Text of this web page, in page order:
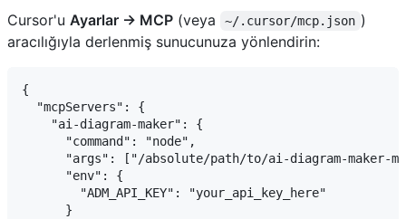
Cursor'u Ayarlar → MCP (veya ~/.cursor/mcp.json )
aracılığıyla derlenmiş sunucunuza yönlendirin:
{
  "mcpServers": {
    "ai-diagram-maker": {
      "command": "node",
"args": ["/absolute/path/to/ai-diagram-maker-
      "env": {
        "ADM_API_KEY": "your_api_key_here"
      }